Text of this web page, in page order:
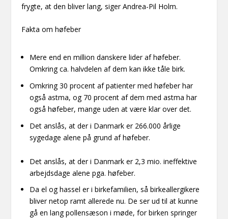
frygte, at den bliver lang, siger Andrea-Pil Holm.
Fakta om høfeber
Mere end en million danskere lider af høfeber.
Omkring ca. halvdelen af dem kan ikke tåle birk.
Omkring 30 procent af patienter med høfeber har
også astma, og 70 procent af dem med astma har
også høfeber, mange uden at være klar over det.
Det anslås, at der i Danmark er 266.000 årlige
sygedage alene på grund af høfeber.
Det anslås, at der i Danmark er 2,3 mio. ineffektive
arbejdsdage alene pga. høfeber.
Da el og hassel er i birkefamilien, så birkeallergikere
bliver netop ramt allerede nu. De ser ud til at kunne
gå en lang pollensæson i møde, for birken springer